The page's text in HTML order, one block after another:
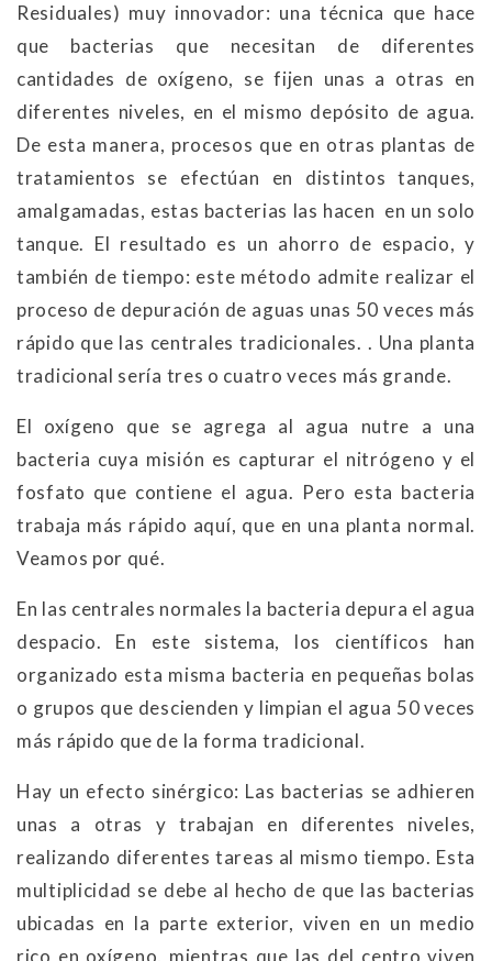
Residuales) muy innovador: una técnica que hace
que bacterias que necesitan de diferentes
cantidades de oxígeno, se fijen unas a otras en
diferentes niveles, en el mismo depósito de agua.
De esta manera, procesos que en otras plantas de
tratamientos se efectúan en distintos tanques,
amalgamadas, estas bacterias las hacen en un solo
tanque. El resultado es un ahorro de espacio, y
también de tiempo: este método admite realizar el
proceso de depuración de aguas unas 50 veces más
rápido que las centrales tradicionales. . Una planta
tradicional sería tres o cuatro veces más grande.
El oxígeno que se agrega al agua nutre a una
bacteria cuya misión es capturar el nitrógeno y el
fosfato que contiene el agua. Pero esta bacteria
trabaja más rápido aquí, que en una planta normal.
Veamos por qué.
En las centrales normales la bacteria depura el agua
despacio. En este sistema, los científicos han
organizado esta misma bacteria en pequeñas bolas
o grupos que descienden y limpian el agua 50 veces
más rápido que de la forma tradicional.
Hay un efecto sinérgico: Las bacterias se adhieren
unas a otras y trabajan en diferentes niveles,
realizando diferentes tareas al mismo tiempo. Esta
multiplicidad se debe al hecho de que las bacterias
ubicadas en la parte exterior, viven en un medio
rico en oxígeno, mientras que las del centro viven